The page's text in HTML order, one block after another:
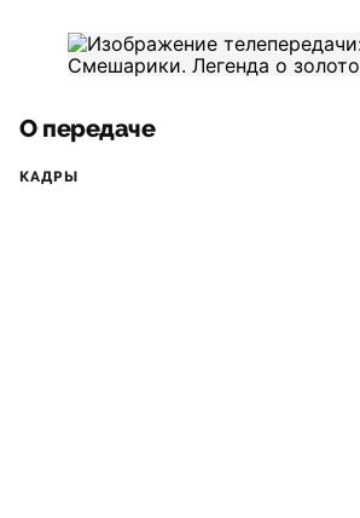
О передаче
КАДРЫ